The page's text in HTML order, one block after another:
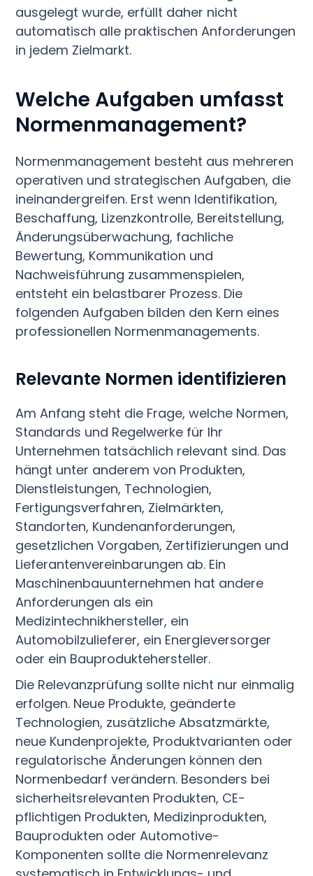
ausgelegt wurde, erfüllt daher nicht
automatisch alle praktischen Anforderungen
in jedem Zielmarkt.
Welche Aufgaben umfasst
Normenmanagement?
Normenmanagement besteht aus mehreren
operativen und strategischen Aufgaben, die
ineinandergreifen. Erst wenn Identifikation,
Beschaffung, Lizenzkontrolle, Bereitstellung,
Änderungsüberwachung, fachliche
Bewertung, Kommunikation und
Nachweisführung zusammenspielen,
entsteht ein belastbarer Prozess. Die
folgenden Aufgaben bilden den Kern eines
professionellen Normenmanagements.
Relevante Normen identifizieren
Am Anfang steht die Frage, welche Normen,
Standards und Regelwerke für Ihr
Unternehmen tatsächlich relevant sind. Das
hängt unter anderem von Produkten,
Dienstleistungen, Technologien,
Fertigungsverfahren, Zielmärkten,
Standorten, Kundenanforderungen,
gesetzlichen Vorgaben, Zertifizierungen und
Lieferantenvereinbarungen ab. Ein
Maschinenbauunternehmen hat andere
Anforderungen als ein
Medizintechnikhersteller, ein
Automobilzulieferer, ein Energieversorger
oder ein Bauproduktehersteller.
Die Relevanzprüfung sollte nicht nur einmalig
erfolgen. Neue Produkte, geänderte
Technologien, zusätzliche Absatzmärkte,
neue Kundenprojekte, Produktvarianten oder
regulatorische Änderungen können den
Normenbedarf verändern. Besonders bei
sicherheitsrelevanten Produkten, CE-
pflichtigen Produkten, Medizinprodukten,
Bauprodukten oder Automotive-
Komponenten sollte die Normenrelevanz